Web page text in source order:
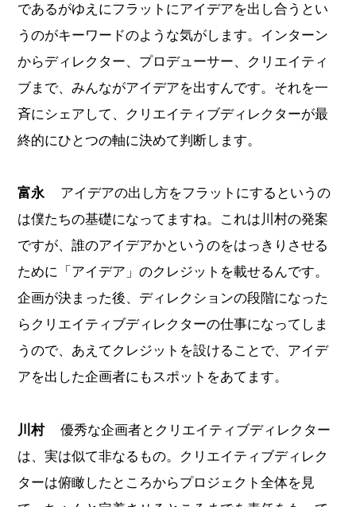
であるがゆえにフラットにアイデアを出し合うとい
うのがキーワードのような気がします。インターン
からディレクター、プロデューサー、クリエイティ
ブまで、みんながアイデアを出すんです。それを一
斉にシェアして、クリエイティブディレクターが最
終的にひとつの軸に決めて判断します。
富永
アイデアの出し方をフラットにするというの
は僕たちの基礎になってますね。これは川村の発案
ですが、誰のアイデアかというのをはっきりさせる
ために「アイデア」のクレジットを載せるんです。
企画が決まった後、ディレクションの段階になった
らクリエイティブディレクターの仕事になってしま
うので、あえてクレジットを設けることで、アイデ
アを出した企画者にもスポットをあてます。
川村
優秀な企画者とクリエイティブディレクター
は、実は似て非なるもの。クリエイティブディレク
ターは俯瞰したところからプロジェクト全体を見